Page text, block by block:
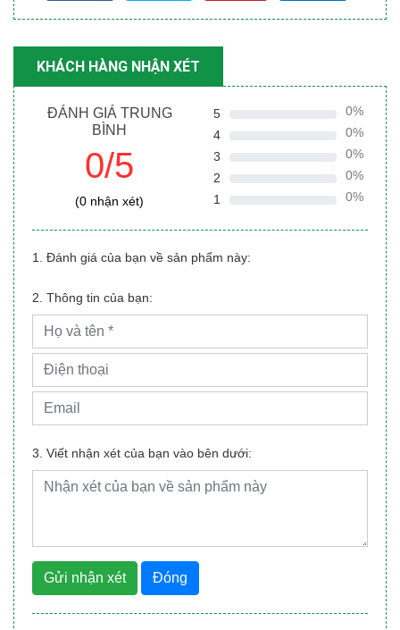
KHÁCH HÀNG NHẬN XÉT
ĐÁNH GIÁ TRUNG
BÌNH
0/5
(0 nhận xét)
5
0%
4
0%
3
0%
2
0%
1
0%
1. Đánh giá của bạn về sản phẩm này:
2. Thông tin của bạn:
3. Viết nhận xét của bạn vào bên dưới:
Gửi nhận xét Đóng